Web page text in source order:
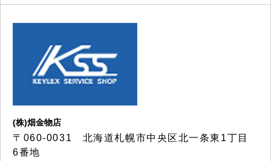
(株)畑金物店
〒060-0031 北海道札幌市中央区北一条東1丁目
6番地